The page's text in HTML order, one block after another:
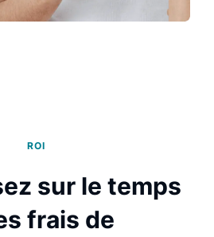
ROI
sur le temps
frais de